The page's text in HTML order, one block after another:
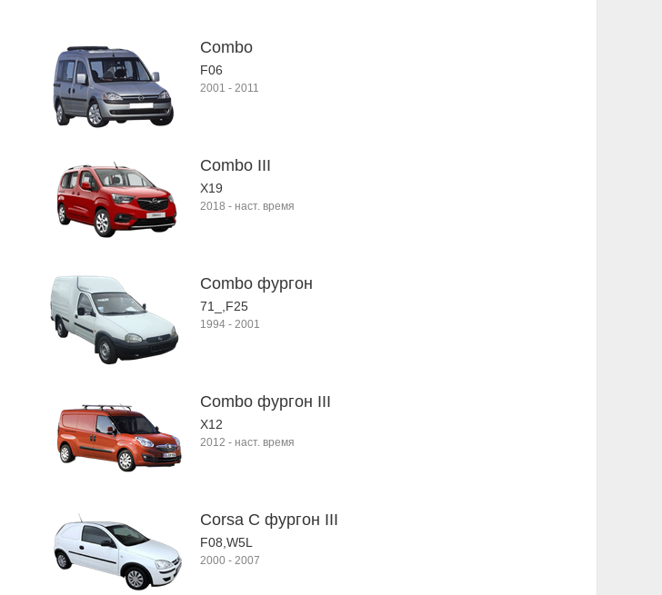
Combo
F06
2001 - 2011
Combo III
X19
2018 - наст. время
Combo фургон
71_,F25
1994- 2001
Combo фургон III
X12
2012 - наст. время
Corsa C фургон III
F08,W5L
2000- 2007